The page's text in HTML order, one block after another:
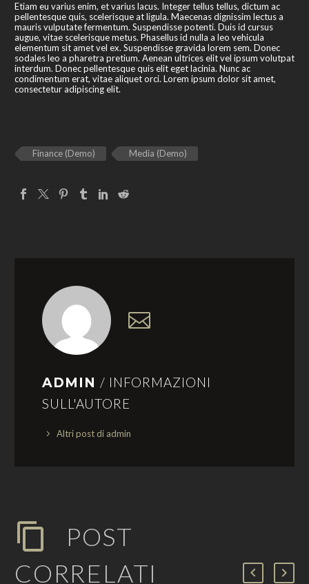
Etiam eu varius enim, et varius lacus. Integer tellus tellus, dictum ac
pellentesque quis, scelerisque at ligula. Maecenas dignissim lectus a
mauris vulputate fermentum. Suspendisse potenti. Duis id cursus
augue, vitae scelerisque metus. Phasellus id nulla a leo vehicula
elementum sit amet vel ex. Suspendisse gravida lorem sem. Donec
sodales leo a pharetra pretium. Aenean ultrices elit vel ipsum volutpat
interdum. Donec pellentesque quis elit eget lacinia. Nunc ac
condimentum erat, vitae aliquet orci. Lorem ipsum dolor sit amet,
consectetur adipiscing elit.
Finance (Demo) Media (Demo)
ADMIN / INFORMAZIONI
SULL'AUTORE
Altri post di admin
POST
CORRELATI